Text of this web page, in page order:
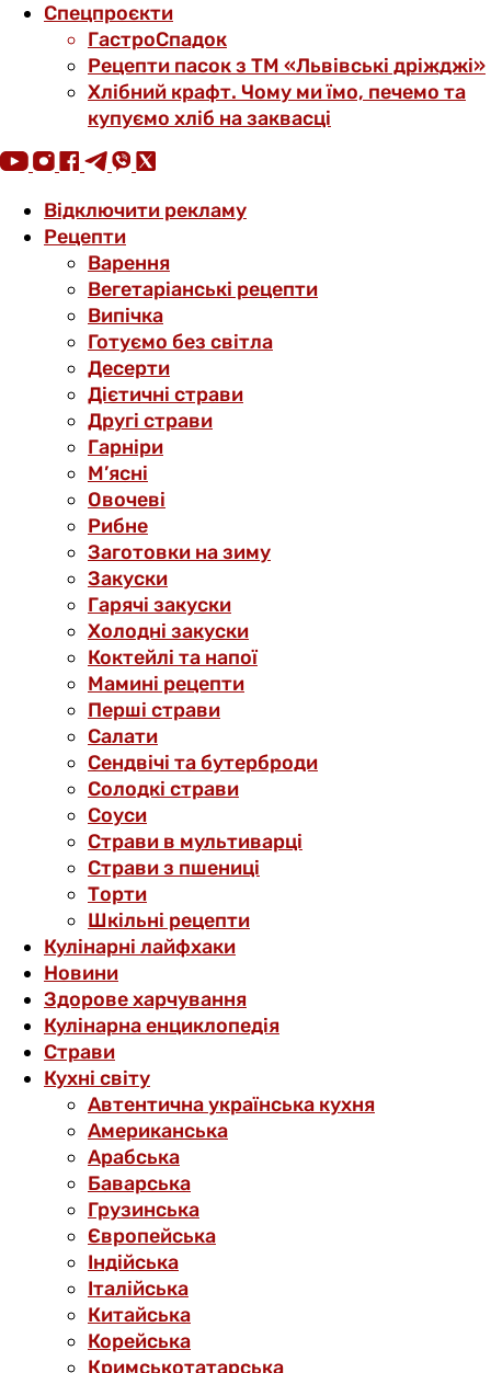
Спецпроєкти
ГастроСпадок
Рецепти пасок з ТМ «Львівські дріжджі»
Хлібний крафт. Чому ми їмо, печемо та
купуємо хліб на заквасці
Відключити рекламу
Рецепти
Варення
Вегетаріанські рецепти
Випічка
Готуємо без світла
Десерти
Дієтичні страви
Другі страви
Гарніри
М’ясні
Овочеві
Рибне
Заготовки на зиму
Закуски
Гарячі закуски
Холодні закуски
Коктейлі та напої
Мамині рецепти
Перші страви
Салати
Сендвічі та бутерброди
Солодкі страви
Соуси
Страви в мультиварці
Страви з пшениці
Торти
Шкільні рецепти
Кулінарні лайфхаки
Новини
Здорове харчування
Кулінарна енциклопедія
Страви
Кухні світу
Автентична українська кухня
Американська
Арабська
Баварська
Грузинська
Європейська
Індійська
Італійська
Китайська
Корейська
Кримськотатарська